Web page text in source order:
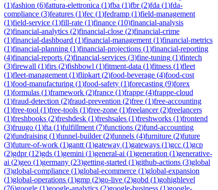
(1)fashion (6)fattura-elettronica (1)fba (1)fbr(2)fda (1)fda-
compliance (3)features (1)fec (1)fedramp (1)field-management
(1)field-service (1)fill-rate (1)finance (10)financial-analysis
(2)financial-analytics (2)financial-close (2)financial-crime
(1)financial-dashboard (1)financial-management (1)financial-metrics
(1)financial-planning (1)financial-projections (1)financial-reporting
(4)financial-reports (2)financial-services (3)fine-tuning (1)fintech
(3)firewall (1)firs (2)fishbowl (1)fitment-data (1)fitness (1)fleet
(1)fleet-management (1)flipkart (2)food-beverage (4)food-cost
(1)food-manufacturing (1)food-safety (1)forecasting (9)forex
(1)formulas (1)framework (2)france (1)frappe (4)frappe-cloud
(1)fraud-detection (2)fraud-prevention (2)free (1)free-accounting
(1)free-tool (1)free-tools (1)free-zone (1)freelancer(2)freelancers
(1)freshbooks (2)freshdesk (1)freshsales (1)freshworks (1)frontend
(3)fruugo (1)fta (1)fulfillment (7)functions (2)fund-accounting
(2)fundraising (1)funnel-builder(2)funnels (4)furniture (2)future
(3)future-of-work (1)gantt (1)gateway (1)gateways (1)gcc (1)gcp
(2)gdpr(12)gds (1)gemini (1)general-ai (1)generation (1)generative-
ai (2)geo (1)germany (23)getting-started (1)github-actions (3)global
(3)global-compliance (1)global-ecommerce (1)global-expansion
(1)global-operations (1)gmp (2)go-live (2)gobd (1)gohighlevel
(76)google (1)google-analytics (2)google-business (1)google-